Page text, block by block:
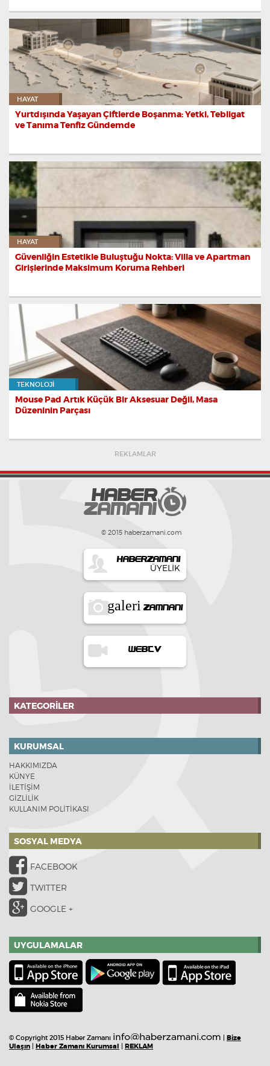
HAYAT
Yurtdışında Yaşayan Çiftlerde Boşanma: Yetki, Tebligat
ve Tanıma Tenfiz Gündemde
HAYAT
Güvenliğin Estetikle Buluştuğu Nokta: Villa ve Apartman
Girişlerinde Maksimum Koruma Rehberi
TEKNOLOJI
Mouse Pad Artık Küçük Bir Aksesuar Değil, Masa
Düzeninin Parçası
REKLAMLAR
© 2015 haberzamani.com
HABERZAMANI
ÜYELIK
galeri ZAMNANI
WEBTV
KATEGORILER
KURUMSAL
HAKKIMIZDA
KÜNYE
İLETİŞİM
GİZLİLİK
KULLANIM POLİTİKASI
SOSYAL MEDYA
FACEBOOK
TWITTER
GOOGLE +
UYGULAMALAR
© Copyright 2015 Haber Zamanı | Bize
Ulaşın | Haber Zamanı Kurumsal | REKLAM